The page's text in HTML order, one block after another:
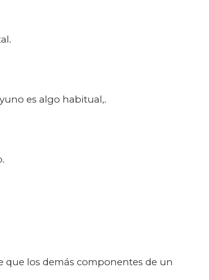
es algo habitual,.
que los demás componentes de un